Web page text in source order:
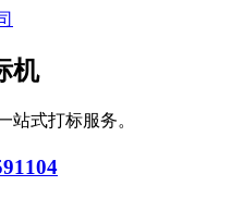
机
站式打标服务。